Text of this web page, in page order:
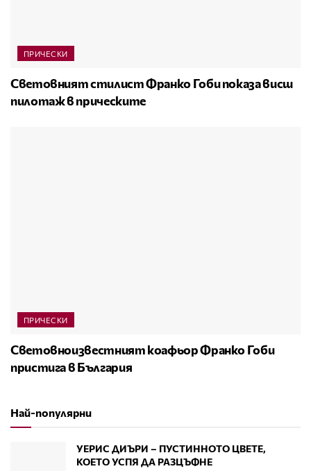
ПРИЧЕСКИ
Световният стилист Франко Гоби показа висш
пилотаж в прическите
ПРИЧЕСКИ
Световноизвестният коафьор Франко Гоби
пристига в България
Най-популярни
УЕРИС ДИЪРИ – ПУСТИННОТО ЦВЕТЕ,
КОЕТО УСПЯ ДА РАЗЦЪФНЕ